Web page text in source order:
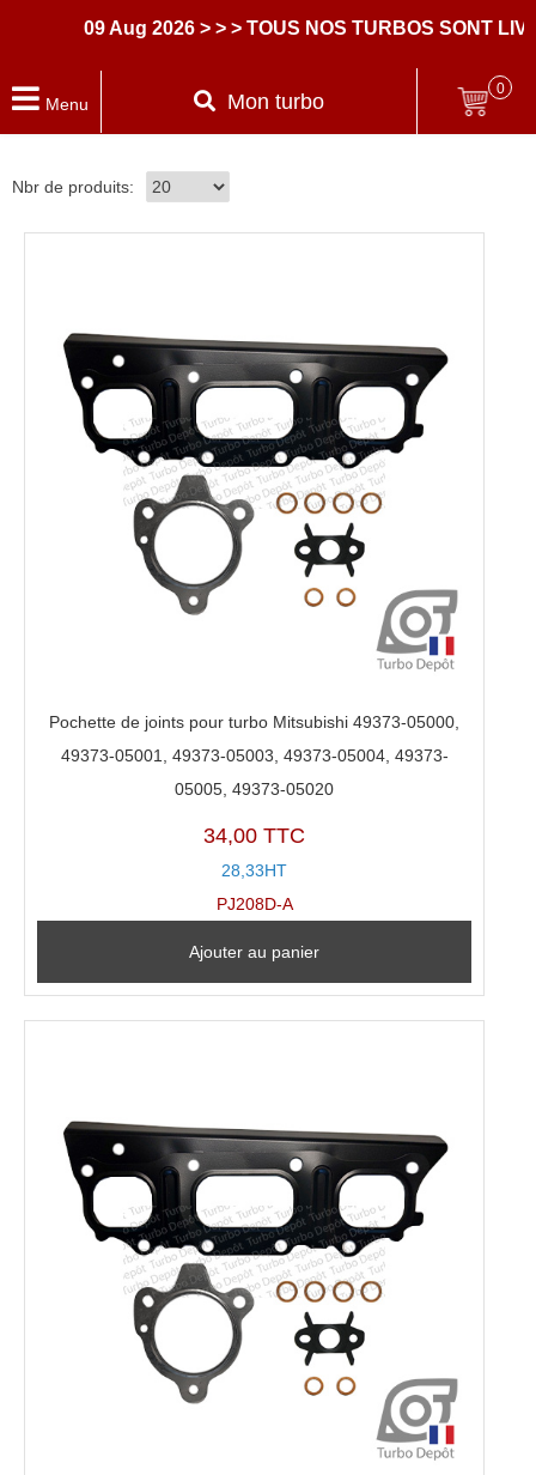
09 Aug 2026 > > > TOUS NOS TURBOS SONT
Menu Mon turbo
0
Nbr de produits:
Pochette de joints pour turbo Mitsubishi 49373-05000,
49373-05001, 49373-05003, 49373-05004, 49373-
05005, 49373-05020
34,00 TTC
28,33HT
PJ208D-A
Ajouter au panier